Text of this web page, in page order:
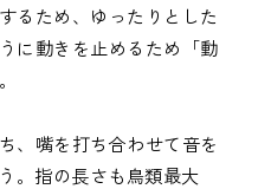
るため、ゆったりとした
に動きを止めるため「動
、嘴を打ち合わせて音を
。指の長さも鳥類最大